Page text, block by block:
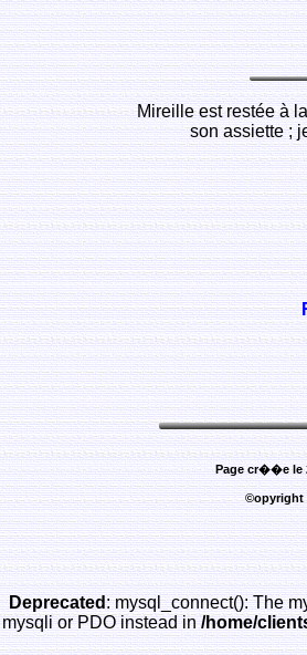
Mireille est restée à
son assiette ;
Page cr��e le
©opyright
Deprecated: mysql_connect(): The
mysqli or PDO instead in/home/